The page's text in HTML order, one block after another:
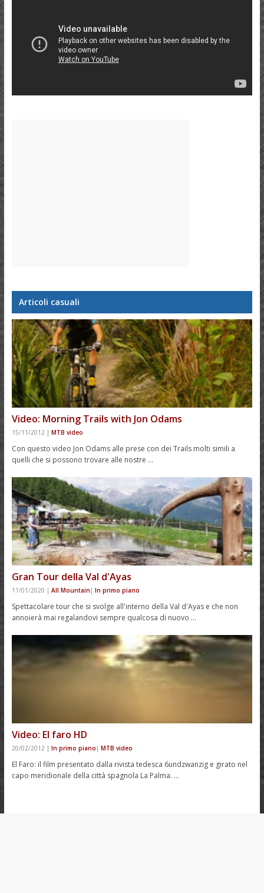
Articoli casuali
Video: Morning Trails with Jon Odams
15/11/2012 | MTB video
Con questo video Jon Odams alle prese con dei Trails molti simili a
quelli che si possono trovare alle nostre …
Gran Tour della Val d'Ayas
11/01/2020 | All Mountain | In primo piano
Spettacolare tour che si svolge all'interno della Val d'Ayas e che non
annoierà mai regalandovi sempre qualcosa di nuovo …
Video: El faro HD
20/02/2012 | In primo piano | MTB video
El Faro: il film presentato dalla rivista tedesca 6undzwanzig e girato nel
capo meridionale della città spagnola La Palma. …